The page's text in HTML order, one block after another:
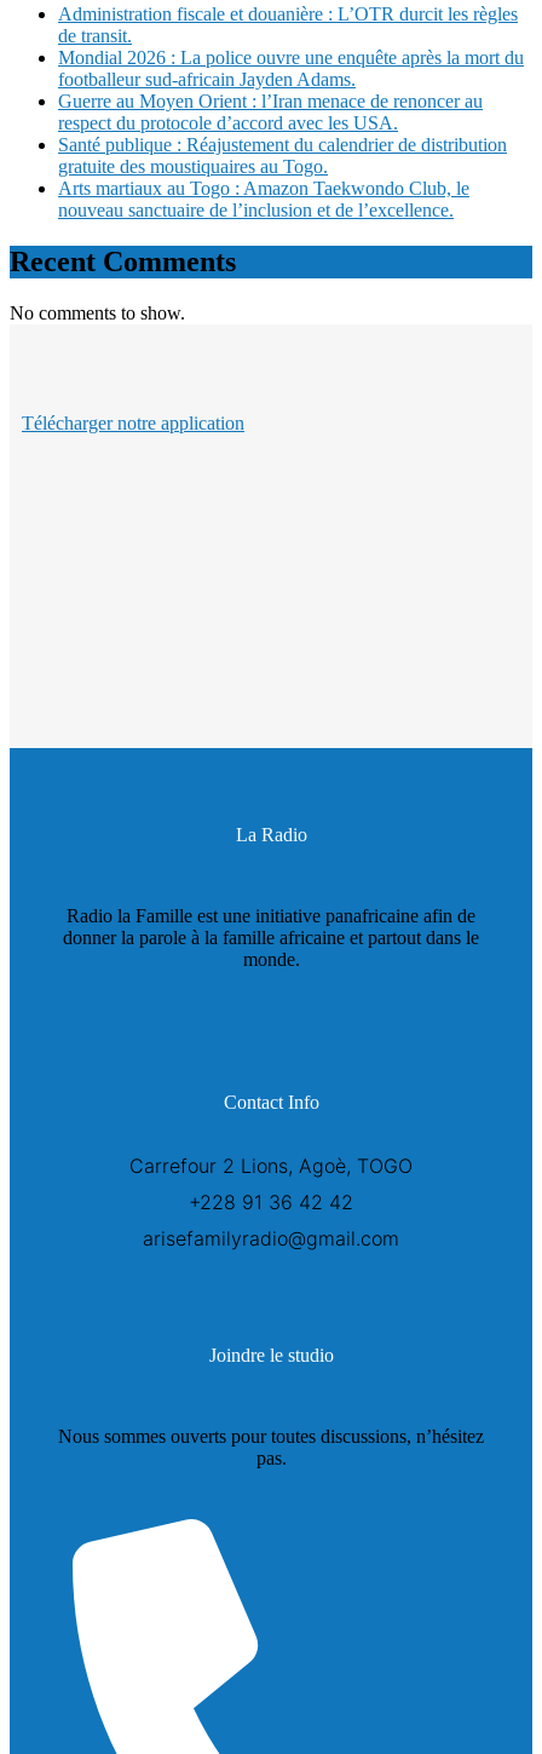
Administration fiscale et douanière : L’OTR durcit les règles
de transit.
Mondial 2026 : La police ouvre une enquête après la mort du
footballeur sud-africain Jayden Adams.
Guerre au Moyen Orient : l’Iran menace de renoncer au
respect du protocole d’accord avec les USA.
Santé publique : Réajustement du calendrier de distribution
gratuite des moustiquaires au Togo.
Arts martiaux au Togo : Amazon Taekwondo Club, le
nouveau sanctuaire de l’inclusion et de l’excellence.
Recent Comments
No comments to show.
Télécharger notre application
La Radio
Radio la Famille est une initiative panafricaine afin de
donner la parole à la famille africaine et partout dans le
monde.
Contact Info
Carrefour 2 Lions, Agoè, TOGO
+228 91 36 42 42
arisefamilyradio@gmail.com
Joindre le studio
Nous sommes ouverts pour toutes discussions, n’hésitez
pas.